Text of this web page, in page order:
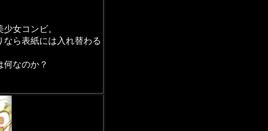
女コンビ。
ら表紙には入れ替わる
なのか？